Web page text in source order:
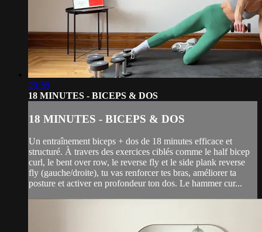
20:56
18 MINUTES - BICEPS & DOS
18 MINUTES - BICEPS & DOS
Un entraînement biceps + dos de 18 minutes efficace et
structuré. À travers des exercices ciblés comme le half bicep
curl, le bent over row, le reverse fly et le side plank reverse
fly (gauche/droite), tu vas renforcer tes bras, améliorer ta
posture et activer en profondeur ton dos. Le hammer cur...